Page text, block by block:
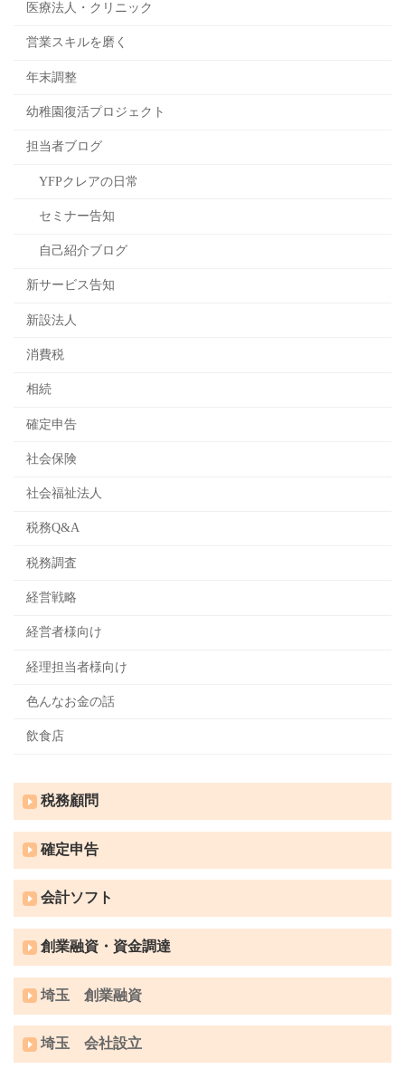
医療法人・クリニック
営業スキルを磨く
年末調整
幼稚園復活プロジェクト
担当者ブログ
YFPクレアの日常
セミナー告知
自己紹介ブログ
新サービス告知
新設法人
消費税
相続
確定申告
社会保険
社会福祉法人
税務Q&A
税務調査
経営戦略
経営者様向け
経理担当者様向け
色んなお金の話
飲食店
税務顧問
確定申告
会計ソフト
創業融資・資金調達
埼玉 創業融資
埼玉 会社設立